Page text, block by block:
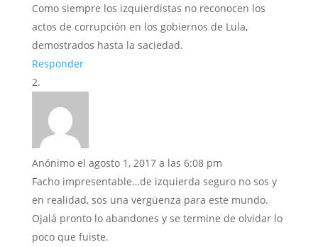
Como siempre los izquierdistas no reconocen los
actos de corrupción en los gobiernos de Lula,
demostrados hasta la saciedad.
Responder
Anónimo el agosto 1, 2017 a las 6:08 pm
Facho impresentable…de izquierda seguro no sos y
en realidad, sos una vergüenza para este mundo.
Ojalá pronto lo abandones y se termine de olvidar lo
poco que fuiste.